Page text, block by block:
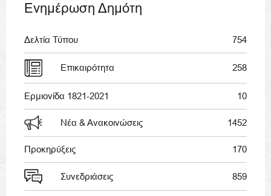
Ενημέρωση Δημότη
Δελτία Τύπου 754
Επικαιρότητα 258
Ερμιονίδα 1821-2021 10
Νέα & Ανακοινώσεις 1452
Προκηρύξεις 170
Συνεδριάσεις 859